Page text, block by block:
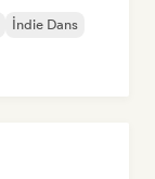
İndie Dans